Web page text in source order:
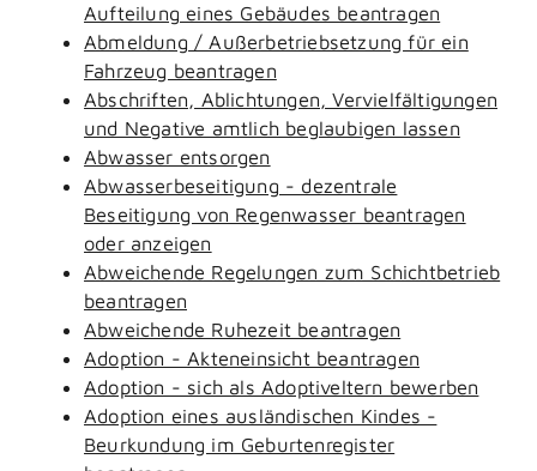
Aufteilung eines Gebäudes beantragen
Abmeldung / Außerbetriebsetzung für ein
Fahrzeug beantragen
Abschriften, Ablichtungen, Vervielfältigungen
und Negative amtlich beglaubigen lassen
Abwasser entsorgen
Abwasserbeseitigung - dezentrale
Beseitigung von Regenwasser beantragen
oder anzeigen
Abweichende Regelungen zum Schichtbetrieb
beantragen
Abweichende Ruhezeit beantragen
Adoption - Akteneinsicht beantragen
Adoption - sich als Adoptiveltern bewerben
Adoption eines ausländischen Kindes -
Beurkundung im Geburtenregister